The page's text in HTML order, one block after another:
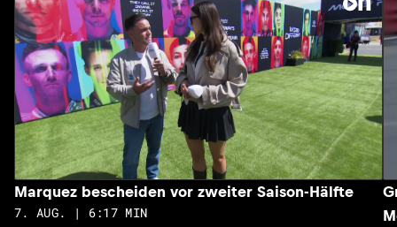
Marquez bescheiden vor zweiter Saison-Hälfte
7. AUG. | 6:17 MIN